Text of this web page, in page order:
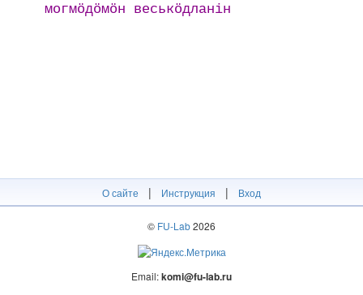
могмӧдӧмӧн веськӧдланін
О сайте | Инструкция | Вход
© FU-Lab2026
Email:komi@fu-lab.ru